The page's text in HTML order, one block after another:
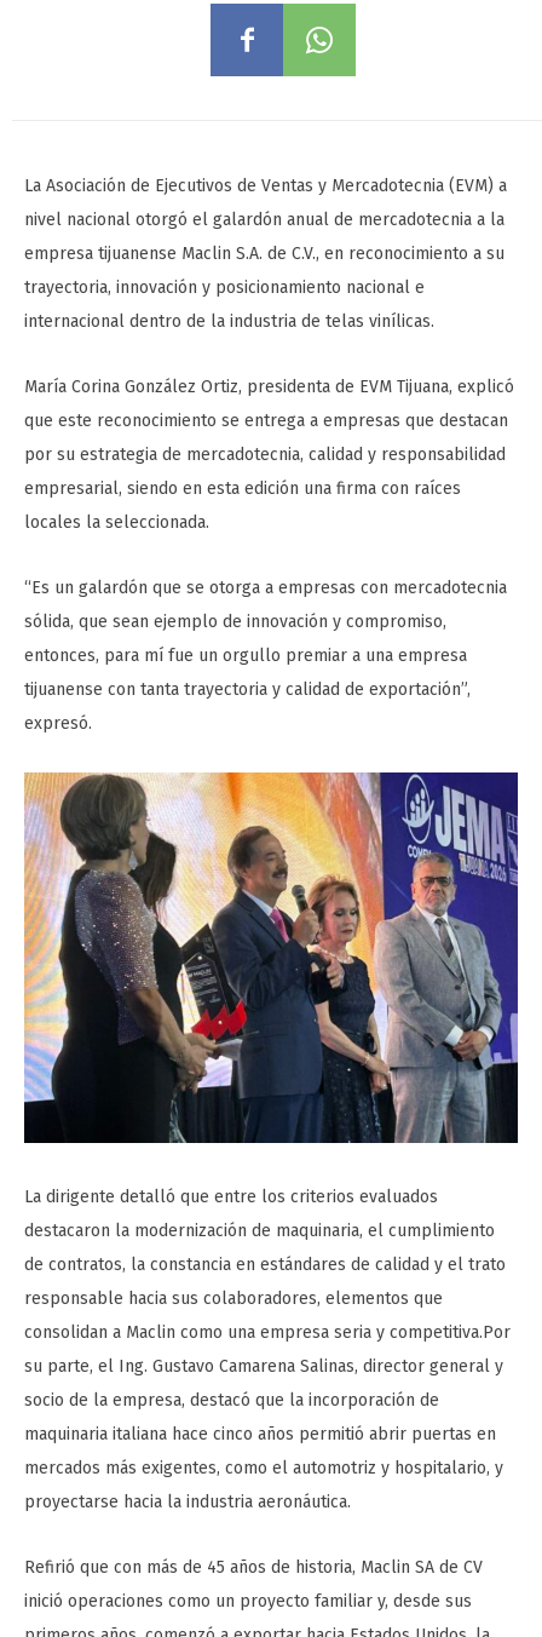
La Asociación de Ejecutivos de Ventas y Mercadotecnia (EVM) a
nivel nacional otorgó el galardón anual de mercadotecnia a la
empresa tijuanense Maclin S.A. de C.V., en reconocimiento a su
trayectoria, innovación y posicionamiento nacional e
internacional dentro de la industria de telas vinílicas.
María Corina González Ortiz, presidenta de EVM Tijuana, explicó
que este reconocimiento se entrega a empresas que destacan
por su estrategia de mercadotecnia, calidad y responsabilidad
empresarial, siendo en esta edición una firma con raíces
locales la seleccionada.
“Es un galardón que se otorga a empresas con mercadotecnia
sólida, que sean ejemplo de innovación y compromiso,
entonces, para mí fue un orgullo premiar a una empresa
tijuanense con tanta trayectoria y calidad de exportación”,
expresó.
La dirigente detalló que entre los criterios evaluados
destacaron la modernización de maquinaria, el cumplimiento
de contratos, la constancia en estándares de calidad y el trato
responsable hacia sus colaboradores, elementos que
consolidan a Maclin como una empresa seria y competitiva.Por
su parte, el Ing. Gustavo Camarena Salinas, director general y
socio de la empresa, destacó que la incorporación de
maquinaria italiana hace cinco años permitió abrir puertas en
mercados más exigentes, como el automotriz y hospitalario, y
proyectarse hacia la industria aeronáutica.
Refirió que con más de 45 años de historia, Maclin SA de CV
inició operaciones como un proyecto familiar y, desde sus